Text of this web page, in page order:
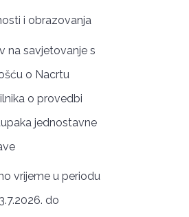
i obrazovanja
na savjetovanje s
o Nacrtu
o provedbi
jednostavne
vrijeme u periodu
do